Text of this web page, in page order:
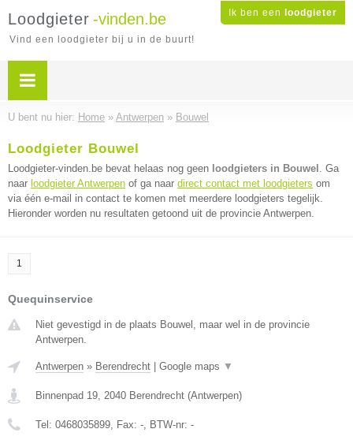
Ik ben een loodgieter
Loodgieter -vinden.be
Vind een loodgieter bij u in de buurt!
U bent nu hier: Home » Antwerpen » Bouwel
Loodgieter Bouwel
Loodgieter-vinden.be bevat helaas nog geen loodgieters in Bouwel . Ga
naar loodgieter Antwerpen of ga naar direct contact met loodgieters om
via één e-mail in contact te komen met meerdere loodgieters tegelijk.
Hieronder worden nu resultaten getoond uit de provincie Antwerpen.
1
Quequinservice
Niet gevestigd in de plaats Bouwel, maar wel in de provincie
Antwerpen.
Antwerpen » Berendrecht Google maps ▼
Binnenpad 19, 2040 Berendrecht (Antwerpen)
Tel: 0468035899, Fax: -, BTW-nr: -